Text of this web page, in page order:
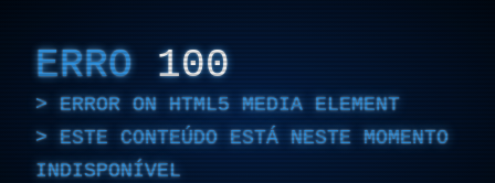
ERRO 100
ERROR ON HTML5 MEDIA ELEMENT
ESTE CONTEÚDO ESTÁ NESTE MOMENTO
INDISPONÍVEL